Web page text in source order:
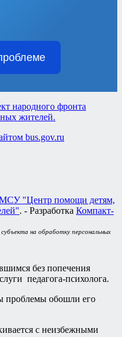
bus.gov.ru
"Центр помощи детям,
. - Разработка Компакт-
на обработку персональных
без попечения
педагога-психолога.
проблемы обошли его
с неизбежными